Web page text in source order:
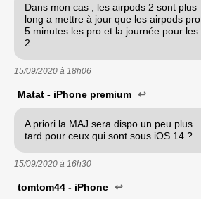
Dans mon cas , les airpods 2 sont plus
long a mettre à jour que les airpods pro
5 minutes les pro et la journée pour les
2
15/09/2020 à 18h06
Matat - iPhone premium ↩
A priori la MAJ sera dispo un peu plus
tard pour ceux qui sont sous iOS 14 ?
15/09/2020 à 16h30
tomtom44 - iPhone ↩